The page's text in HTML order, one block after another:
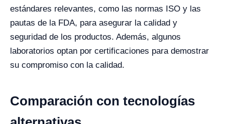
estándares relevantes, como las normas ISO y las
pautas de la FDA, para asegurar la calidad y
seguridad de los productos. Además, algunos
laboratorios optan por certificaciones para demostrar
su compromiso con la calidad.
Comparación con tecnologías